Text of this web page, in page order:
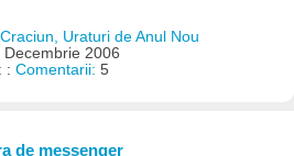
Uraturi de Anul Nou
2006
: Comentarii: 5
de messenger